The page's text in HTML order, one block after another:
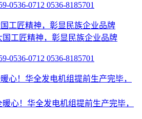
0536-0712 0536-8185701
工匠精神，彰显民族企业品牌
0536-0712 0536-8185701
心！华全发电机组提前生产完毕，